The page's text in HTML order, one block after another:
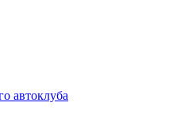
автоклуба